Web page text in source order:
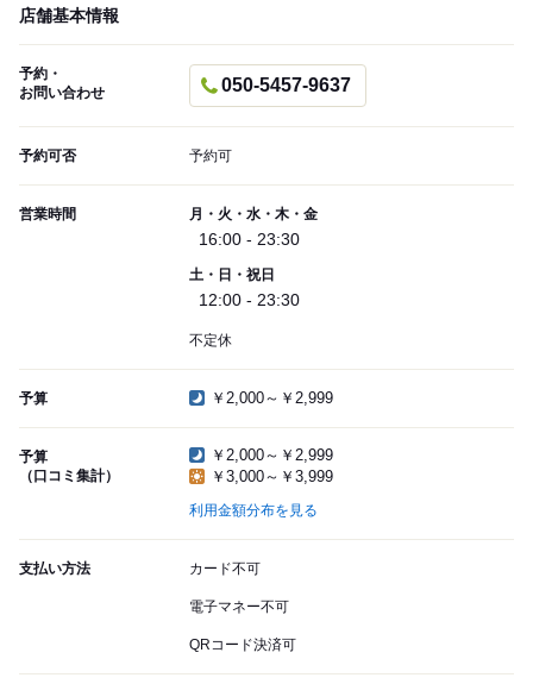
店舗基本情報
予約・
お問い合わせ
050-5457-9637
予約可否 予約可
営業時間 月・火・水・木・金
16:00 - 23:30
土・日・祝日
12:00 - 23:30
不定休
予算 ￥2,000～￥2,999
予算
（口コミ集計）
￥2,000～￥2,999
￥3,000～￥3,999
利用金額分布を見る
支払い方法 カード不可
電子マネー不可
QRコード決済可